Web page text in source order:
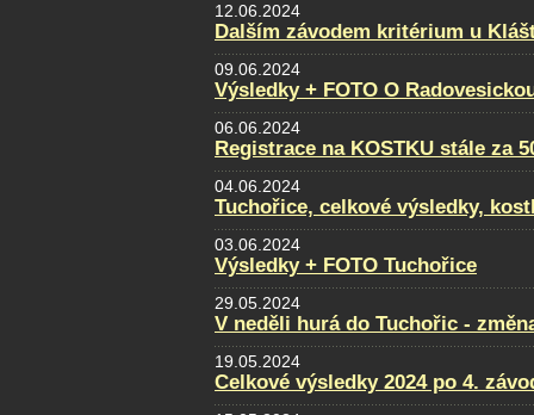
12.06.2024
Dalším závodem kritérium u
09.06.2024
Výsledky + FOTO O
06.06.2024
Registrace na KOSTKU stále za
04.06.2024
Tuchořice, celkové výsledky,
03.06.2024
Výsledky + FOTO Tuchořice
29.05.2024
V neděli hurá do Tuchořic -
19.05.2024
Celkové výsledky 2024 po 4.